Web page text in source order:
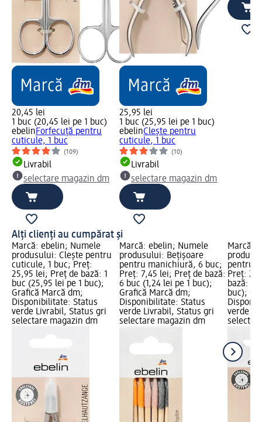
20,45 lei
1 buc (20,45 lei pe 1 buc)
ebelinForfecuță pentru
cuticule, 1 buc
(109)
Livrabil
selectare magazin dm
25,95 lei
1 buc (25,95 lei pe 1 buc)
ebelinClește pentru
cuticule, 1 buc
(10)
Livrabil
selectare magazin dm
Alți clienți au cumpărat și
Marcă: ebelin; Numele
produsului: Clește pentru
cuticule, 1 buc; Preț:
25,95 lei; Preț de bază: 1
buc (25,95 lei pe 1 buc);
Grafică Marcă dm;
Disponibilitate: Status
verde Livrabil, Status gri
selectare magazin dm
Marcă: ebelin; Numele
produsului: Bețișoare
pentru manichiură, 6 buc;
Preț: 7,45 lei; Preț de bază:
6 buc (1,24 lei pe 1 buc);
Grafică Marcă dm;
Disponibilitate: Status
verde Livrabil, Status gri
selectare magazin dm
Marcă:
pentru
Preț:
bază: 1
buc);
verde